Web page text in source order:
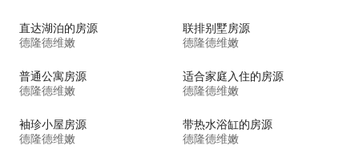
直达湖泊的房源
德隆德维嫩
联排别墅房源
德隆德维嫩
普通公寓房源
德隆德维嫩
适合家庭入住的房源
德隆德维嫩
袖珍小屋房源
德隆德维嫩
带热水浴缸的房源
德隆德维嫩